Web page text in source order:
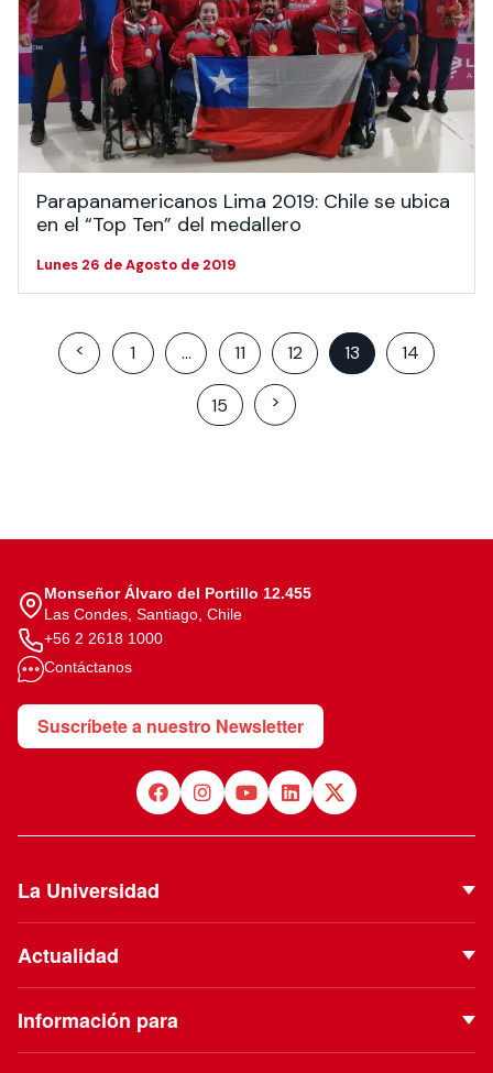
Parapanamericanos Lima 2019: Chile se ubica
en el “Top Ten” del medallero
Lunes 26 de Agosto de 2019
Posts
< 1 … 11 12 13 14
15 >
Monseñor Álvaro del Portillo 12.455
Las Condes, Santiago, Chile
+56 2 2618 1000
Contáctanos
Suscríbete a nuestro Newsletter
La Universidad
Proyecto Institucional
Vinculación con el Medio
Actualidad
Información para